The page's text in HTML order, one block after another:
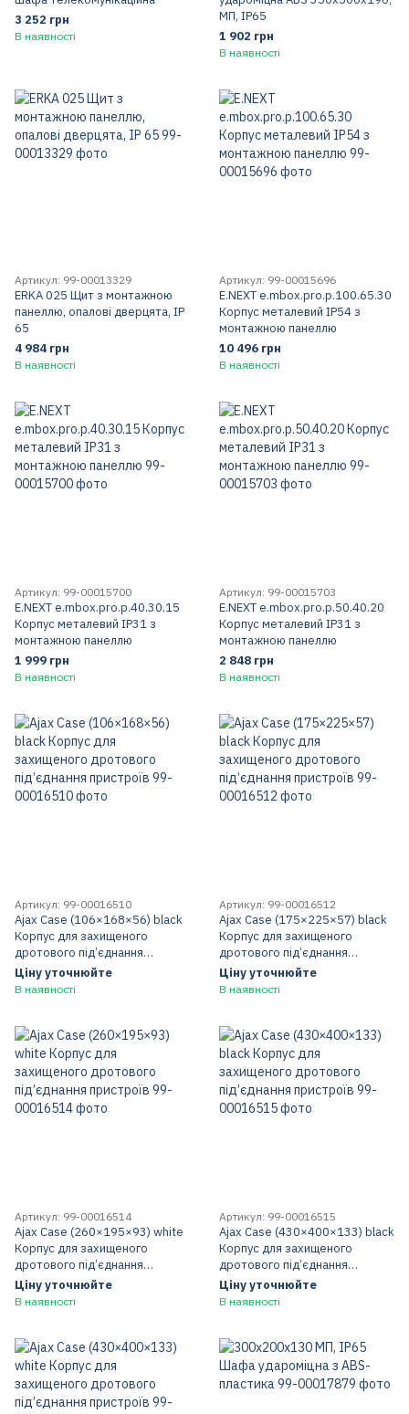
3 252 грн
В наявності
МП, IP65
1 902 грн
В наявності
Артикул: 99-00013329
ERKA 025 Щит з монтажною
панеллю, опалові дверцята, IP
65
4 984 грн
В наявності
Артикул: 99-00015696
E.NEXT e.mbox.pro.p.100.65.30
Корпус металевий IP54 з
монтажною панеллю
10 496 грн
В наявності
Артикул: 99-00015700
E.NEXT e.mbox.pro.p.40.30.15
Корпус металевий IP31 з
монтажною панеллю
1 999 грн
В наявності
Артикул: 99-00015703
E.NEXT e.mbox.pro.p.50.40.20
Корпус металевий IP31 з
монтажною панеллю
2 848 грн
В наявності
Артикул: 99-00016510
Ajax Case (106×168×56) black
Корпус для захищеного
дротового під’єднання
пристроїв
Ціну уточнюйте
В наявності
Артикул: 99-00016512
Ajax Case (175×225×57) black
Корпус для захищеного
дротового під’єднання
пристроїв
Ціну уточнюйте
В наявності
Артикул: 99-00016514
Ajax Case (260×195×93) white
Корпус для захищеного
дротового під’єднання
пристроїв
Ціну уточнюйте
В наявності
Артикул: 99-00016515
Ajax Case (430×400×133) black
Корпус для захищеного
дротового під’єднання
пристроїв
Ціну уточнюйте
В наявності